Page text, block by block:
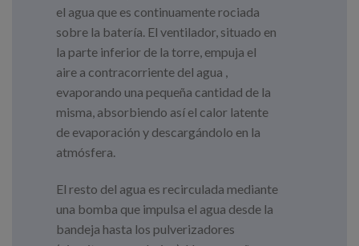
el agua que es continuamente rociada
sobre la batería. El ventilador, situado en
la parte inferior de la torre, empuja el
aire a contracorriente del agua ,
evaporando una pequeña cantidad de la
misma, absorbiendo así el calor latente
de evaporación y descargándolo en la
atmósfera.
El resto del agua es recirculada mediante
una bomba que impulsa el agua desde la
bandeja hasta los pulverizadores